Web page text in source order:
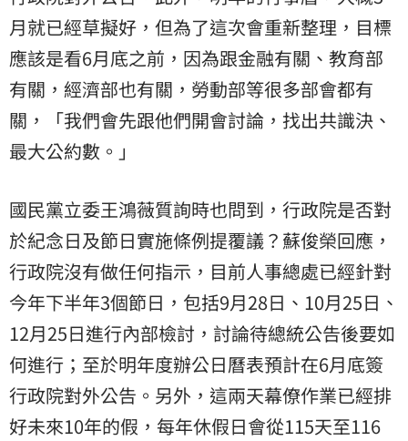
月就已經草擬好，但為了這次會重新整理，目標
應該是看6月底之前，因為跟金融有關、教育部
有關，經濟部也有關，勞動部等很多部會都有
關，「我們會先跟他們開會討論，找出共識決、
最大公約數。」
國民黨立委王鴻薇質詢時也問到，行政院是否對
於紀念日及節日實施條例提覆議？蘇俊榮回應，
行政院沒有做任何指示，目前人事總處已經針對
今年下半年3個節日，包括9月28日、10月25日、
12月25日進行內部檢討，討論待總統公告後要如
何進行；至於明年度辦公日曆表預計在6月底簽
行政院對外公告。另外，這兩天幕僚作業已經排
好未來10年的假，每年休假日會從115天至116